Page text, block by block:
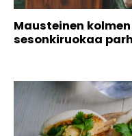
Mausteinen
sesonkiruokaa